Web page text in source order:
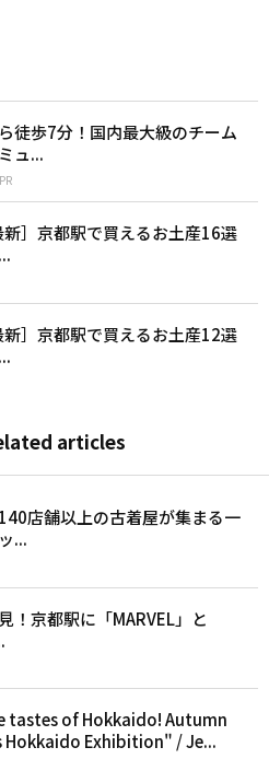
徒歩7分！国内最大級のチーム
ュ...
PR
新］京都駅で買えるお土産16選
新］京都駅で買えるお土産12選
articles
店舗以上の古着屋が集まる一
...
！京都駅に「MARVEL」と
tastes of Hokkaido! Autumn
Hokkaido Exhibition" / Je...